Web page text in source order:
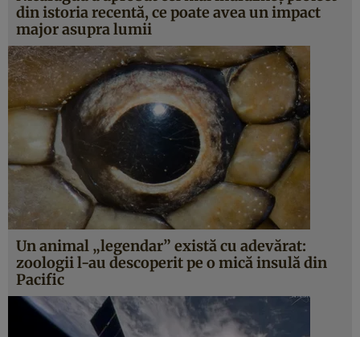
din istoria recentă, ce poate avea un impact
major asupra lumii
Un animal „legendar” există cu adevărat:
zoologii l-au descoperit pe o mică insulă din
Pacific